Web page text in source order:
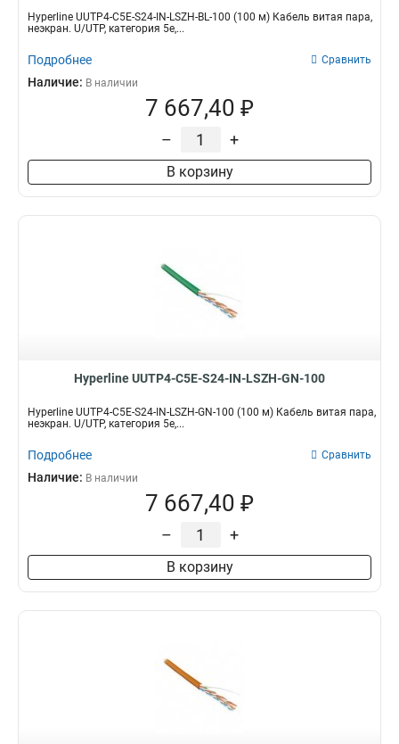
Hyperline UUTP4-C5E-S24-IN-LSZH-BL-100 (100 м) Кабель витая пара,
неэкран. U/UTP, категория 5e,...
Подробнее Сравнить
Наличие: В наличии
7 667,40 ₽
– +
В корзину
Hyperline UUTP4-C5E-S24-IN-LSZH-GN-100
Hyperline UUTP4-C5E-S24-IN-LSZH-GN-100 (100 м) Кабель витая пара,
неэкран. U/UTP, категория 5e,...
Подробнее Сравнить
Наличие: В наличии
7 667,40 ₽
– +
В корзину